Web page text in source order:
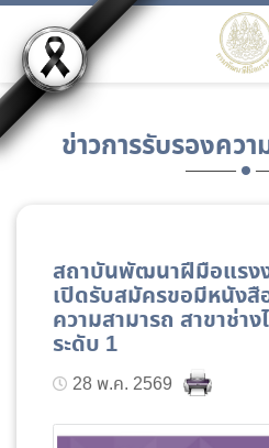
ข่าวการรับรองคว
สถาบันพัฒนาฝีมือแรง
เปิดรับสมัครขอมีหนังสื
ความสามารถ สาขาช่า
ระดับ 1
28 พ.ค. 2569